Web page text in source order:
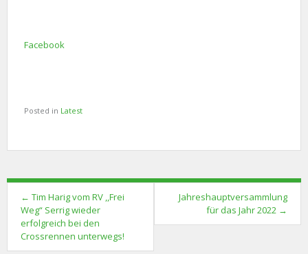
Facebook
Posted in Latest
Post
navigation
← Tim Harig vom RV ,,Frei
Weg“ Serrig wieder
erfolgreich bei den
Crossrennen unterwegs!
Jahreshauptversammlung
für das Jahr 2022 →